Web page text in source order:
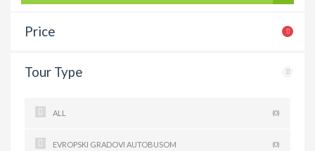
Price
Tour Type
ALL (0)
EVROPSKI GRADOVI AUTOBUSOM (0)